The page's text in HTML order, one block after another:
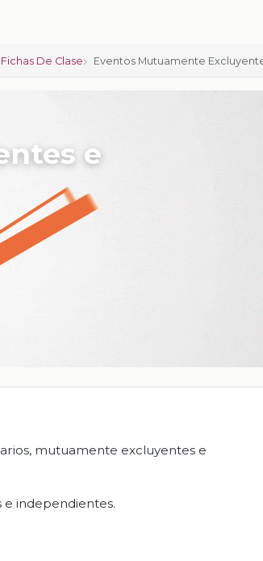
Fichas De Clase Eventos Mutuamente
e
mutuamente excluyentes e
e independientes.